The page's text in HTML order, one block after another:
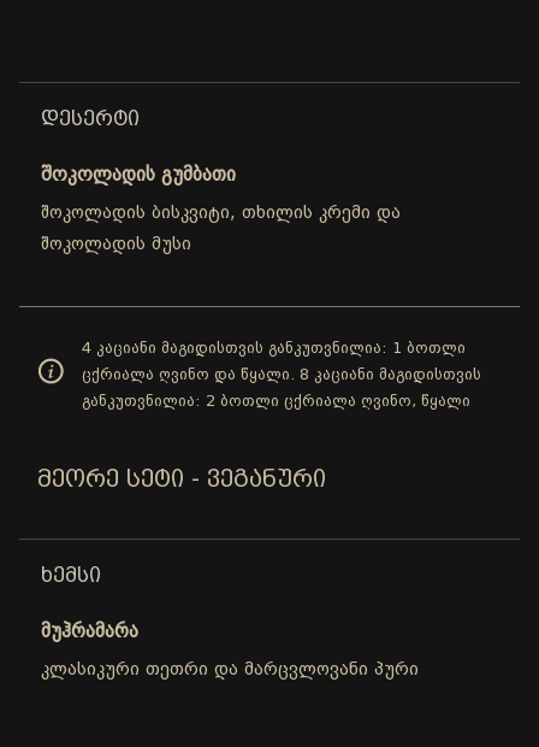
ᲓᲔᲡᲔᲠᲢᲘ
შოკოლადის გუმბათი
შოკოლადის ბისკვიტი, თხილის კრემი და
შოკოლადის მუსი
4 კაციანი მაგიდისთვის განკუთვნილია: 1 ბოთლი
ცქრიალა ღვინო და წყალი. 8 კაციანი მაგიდისთვის
განკუთვნილია: 2 ბოთლი ცქრიალა ღვინო, წყალი
ᲛᲔᲝᲠᲔ ᲡᲔᲢᲘ - ᲕᲔᲒᲐᲜᲣᲠᲘ
ᲮᲔᲛᲡᲘ
მუჰრამარა
კლასიკური თეთრი და მარცვლოვანი პური